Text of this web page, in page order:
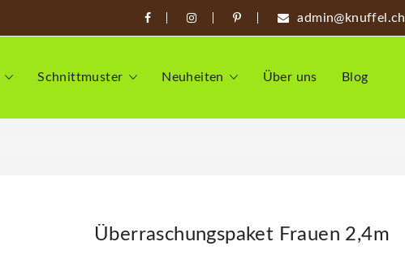
admin@knuffel.ch
Schnittmuster Neuheiten Über uns Blog
Überraschungspaket Frauen 2,4m